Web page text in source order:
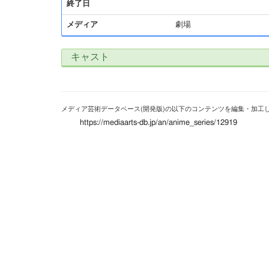
終了日
メディア 劇場
キャスト
メディア芸術データベース(開発版)の以下のコンテンツを編集・加工
https://mediaarts-db.jp/an/anime_series/12919